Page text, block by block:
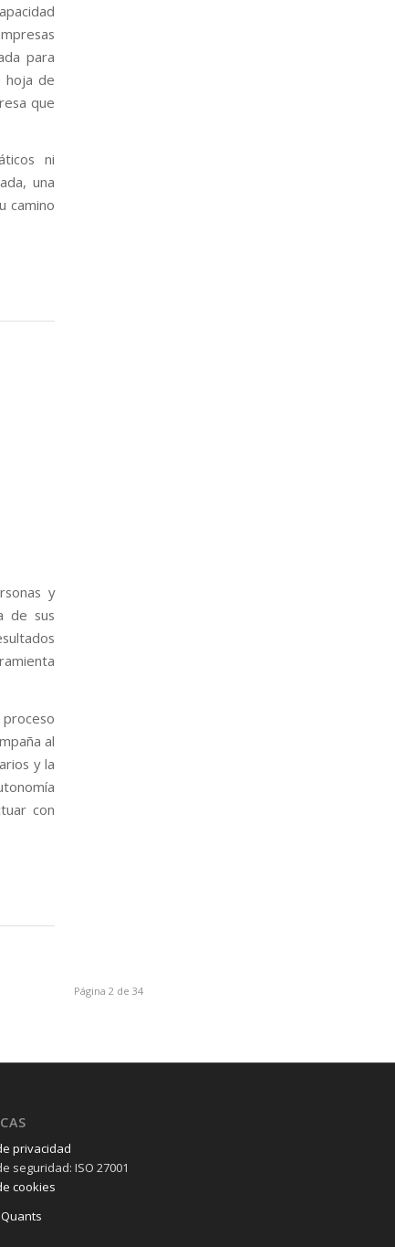
para
hoja de
que
ni
una
camino
y
de sus
proceso
al
y la
con
Página 2 de 34
privacidad
seguridad: ISO 27001
cookies